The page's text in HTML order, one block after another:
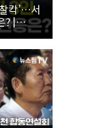
칵’…서
? |
원 후